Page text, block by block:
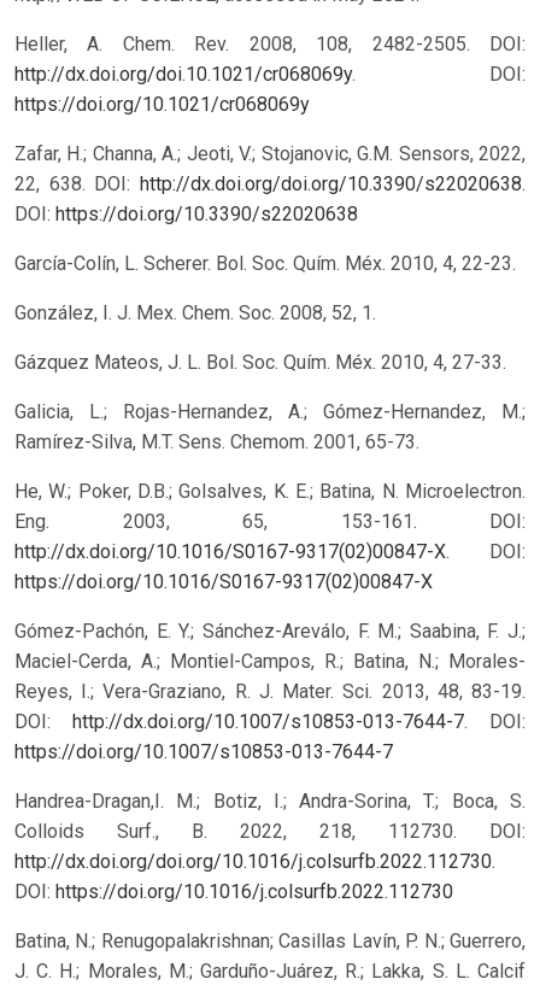
Heller, A. Chem. Rev. 2008, 108, 2482-2505. DOI:
http://dx.doi.org/doi.10.1021/cr068069y.
DOI:
https://doi.org/10.1021/cr068069y
Zafar, H.; Channa, A.; Jeoti, V.; Stojanovic, G.M. Sensors, 2022,
22, 638. DOI: http://dx.doi.org/doi.org/10.3390/s22020638.
DOI: https://doi.org/10.3390/s22020638
García-Colín, L. Scherer. Bol. Soc. Quím. Méx. 2010, 4, 22-23.
González, I. J. Mex. Chem. Soc. 2008, 52, 1.
Gázquez Mateos, J. L. Bol. Soc. Quím. Méx. 2010, 4, 27-33.
Galicia, L.; Rojas-Hernandez, A.; Gómez-Hernandez, M.;
Ramírez-Silva, M.T. Sens. Chemom. 2001, 65-73.
He, W.; Poker, D.B.; Golsalves, K. E.; Batina, N. Microelectron.
Eng. 2003, 65, 153-161. DOI:
http://dx.doi.org/10.1016/S0167-9317(02)00847-X.
DOI:
https://doi.org/10.1016/S0167-9317(02)00847-X
Gómez-Pachón, E. Y.; Sánchez-Areválo, F. M.; Saabina, F. J.;
Maciel-Cerda, A.; Montiel-Campos, R.; Batina, N.; Morales-
Reyes, I.; Vera-Graziano, R. J. Mater. Sci. 2013, 48, 83-19.
DOI:
http://dx.doi.org/10.1007/s10853-013-7644-7.
DOI:
https://doi.org/10.1007/s10853-013-7644-7
Handrea-Dragan,I. M.; Botiz, I.; Andra-Sorina, T.; Boca, S.
Colloids Surf., B. 2022, 218, 112730. DOI:
http://dx.doi.org/doi.org/10.1016/j.colsurfb.2022.112730.
DOI: https://doi.org/10.1016/j.colsurfb.2022.112730
Batina, N.; Renugopalakrishnan; Casillas Lavín, P. N.; Guerrero,
J. C. H.; Morales, M.; Garduño-Juárez, R.; Lakka, S. L. Calcif